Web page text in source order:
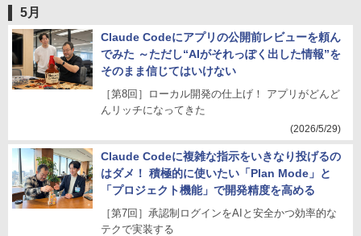
5月
Claude Codeにアプリの公開前レビューを頼ん
でみた ～ただし“AIがそれっぽく出した情報”を
そのまま信じてはいけない
［第8回］ローカル開発の仕上げ！ アプリがどんど
んリッチになってきた
(2026/5/29)
Claude Codeに複雑な指示をいきなり投げるの
はダメ！ 積極的に使いたい「Plan Mode」と
「プロジェクト機能」で開発精度を高める
［第7回］承認制ログインをAIと安全かつ効率的な
テクで実装する